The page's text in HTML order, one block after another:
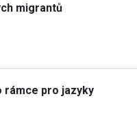
migrantů
rámce pro jazyky